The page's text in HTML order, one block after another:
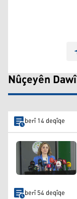
Nûçeyên Dawî
berî 14 deqîqe
berî 54 deqîqe